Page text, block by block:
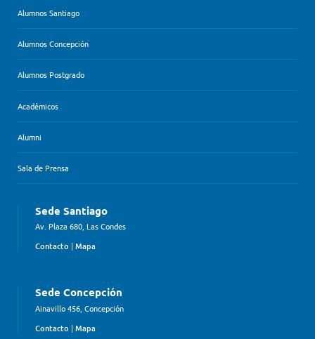
Alumnos Santiago
Alumnos Concepción
Alumnos Postgrado
Académicos
Alumni
Sala de Prensa
Sede Santiago
Av. Plaza 680, Las Condes
Contacto | Mapa
Sede Concepción
Ainavillo 456, Concepción
Contacto | Mapa